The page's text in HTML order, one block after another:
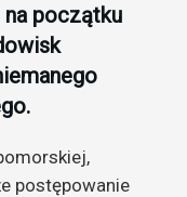
na początku
postępowanie